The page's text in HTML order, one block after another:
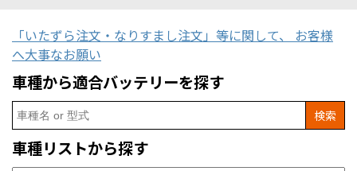
「いたずら注文・なりすまし注文」等に関して、 お客様
へ大事なお願い
車種から適合バッテリーを探す
Search
for:
車種リストから探す